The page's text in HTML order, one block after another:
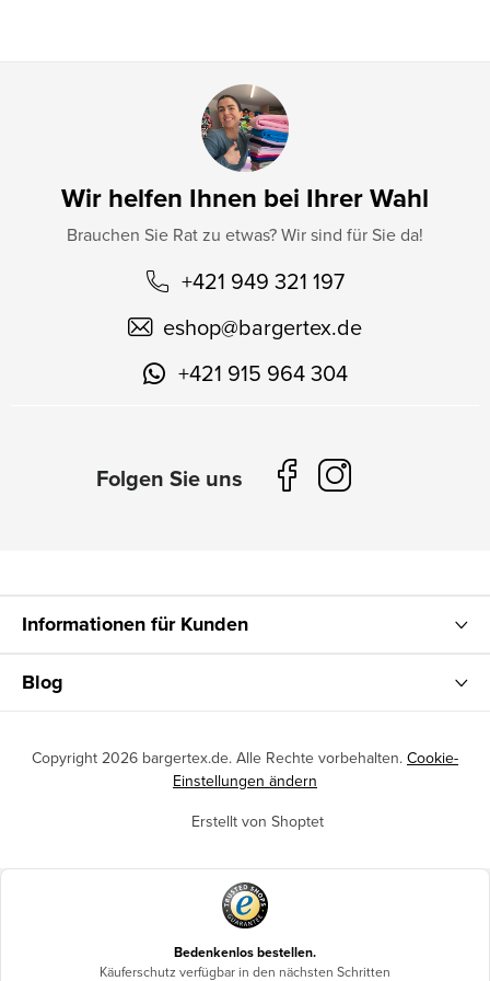
Wir helfen Ihnen bei Ihrer Wahl
Brauchen Sie Rat zu etwas? Wir sind für Sie da!
+421 949 321 197
eshop@bargertex.de
+421 915 964 304
Informationen für Kunden
Blog
Erstellt von Shoptet
Copyright 2026 bargertex.de. Alle Rechte vorbehalten. Cookie-
Einstellungen ändern